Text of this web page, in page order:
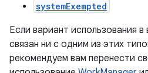
systemExempted
Если вариант использования
связан ни с одним из этих
рекомендуем вам перенести